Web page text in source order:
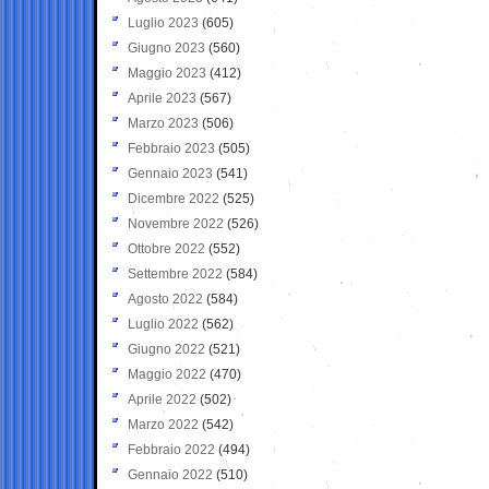
Luglio 2023 (605)
Giugno 2023 (560)
Maggio 2023 (412)
Aprile 2023 (567)
Marzo 2023 (506)
Febbraio 2023 (505)
Gennaio 2023 (541)
Dicembre 2022 (525)
Novembre 2022 (526)
Ottobre 2022 (552)
Settembre 2022 (584)
Agosto 2022 (584)
Luglio 2022 (562)
Giugno 2022 (521)
Maggio 2022 (470)
Aprile 2022 (502)
Marzo 2022 (542)
Febbraio 2022 (494)
Gennaio 2022 (510)